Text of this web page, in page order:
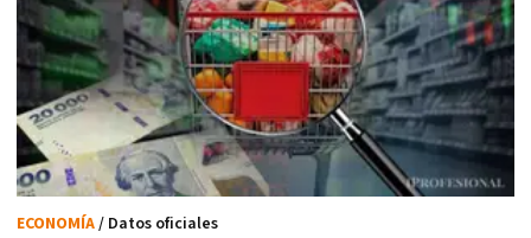
ECONOMÍA/ Datos oficiales